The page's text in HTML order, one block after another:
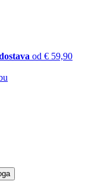
od € 59,90